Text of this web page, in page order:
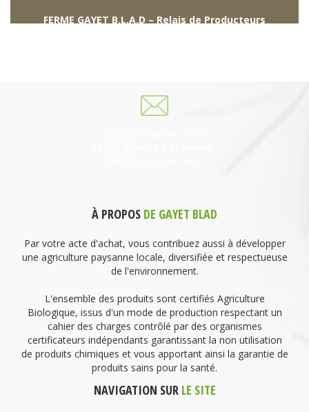
FERME GAYET B.L.A.D – Relais de Producteurs
À PROPOS DE GAYET BLAD
Par votre acte d'achat, vous contribuez aussi à développer
une agriculture paysanne locale, diversifiée et respectueuse
de l'environnement.
L'ensemble des produits sont certifiés Agriculture
Biologique, issus d'un mode de production respectant un
cahier des charges contrôlé par des organismes
certificateurs indépendants garantissant la non utilisation
de produits chimiques et vous apportant ainsi la garantie de
produits sains pour la santé.
NAVIGATION SUR LE SITE